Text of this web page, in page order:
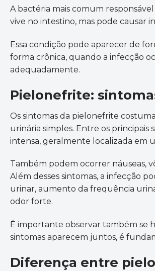
A bactéria mais comum
vive no intestino, mas pode causar
Essa condição pode aparecer de
forma crônica, quando a infecção
adequadamente.
Pielonefrite:
Os sintomas da pielonefrite
urinária simples. Entre os principais
intensa, geralmente localizada em
Também podem ocorrer náuseas,
Além desses sintomas, a infecção
urinar, aumento da frequência
odor forte.
É importante observar também se
sintomas aparecem juntos, é
Diferença entre